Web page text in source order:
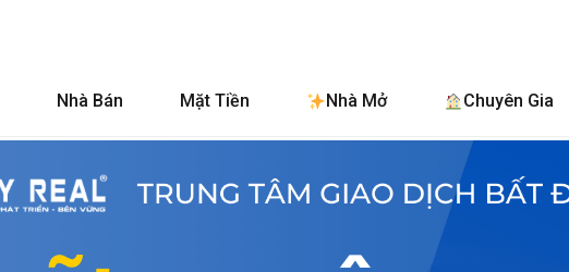
Nhà Bán Mặt Tiền Nhà Mở Chuyên Gia